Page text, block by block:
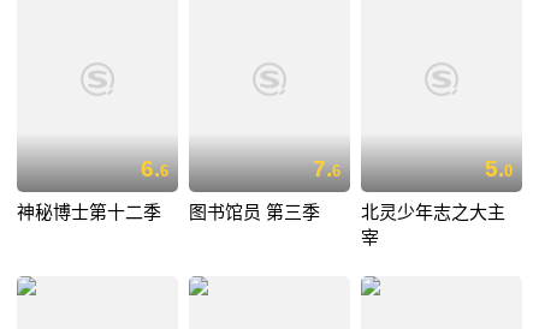
6.6
神秘博士第十二季
7.6
图书馆员 第三季
5.0
北灵少年志之大主
宰